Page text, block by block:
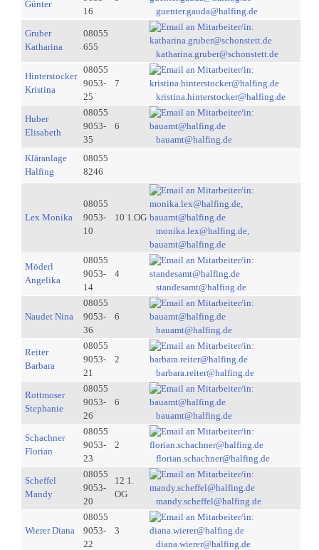
Günter
16
guenter.gauda@halfing.de
Gruber
Katharina
08055
655
katharina.gruber@schonstett.de
Hinterstocker
Kristina
08055
9053-
25
7
kristina.hinterstocker@halfing.de
Huber
Elisabeth
08055
9053-
35
6
bauamt@halfing.de
Kläranlage
Halfing
08055
8246
Lex Monika
08055
9053-
10
10 1.OG
monika.lex@halfing.de,
bauamt@halfing.de
Möderl
Angelika
08055
9053-
14
4
standesamt@halfing.de
Naudet Nina
08055
9053-
36
6
bauamt@halfing.de
Reiter
Barbara
08055
9053-
21
2
barbara.reiter@halfing.de
Rottmoser
Stephanie
08055
9053-
26
6
bauamt@halfing.de
Schachner
Florian
08055
9053-
23
2
florian.schachner@halfing.de
Scheffel
Mandy
08055
9053-
20
12 1.
OG
mandy.scheffel@halfing.de
Wierer Diana
08055
9053-
22
3
diana.wierer@halfing.de